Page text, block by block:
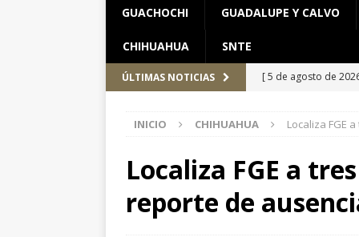
GUACHOCHI GUADALUPE Y CALVO
CHIHUAHUA SNTE
ÚLTIMAS NOTICIAS [ 5 de agosto de
[ 5 de agosto de
aplaudidores
Aldama y Fuerza
INICIO CHIHUAHUA Localiza FGE
Localiza FGE a
reporte de